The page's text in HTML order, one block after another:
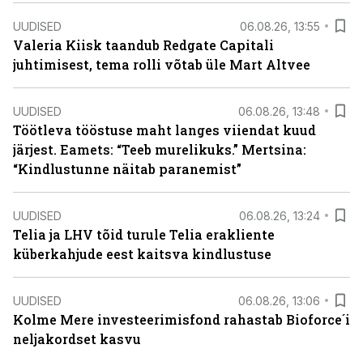
UUDISED 06.08.26, 13:55
Valeria Kiisk taandub Redgate Capitali
juhtimisest, tema rolli võtab üle Mart Altvee
UUDISED 06.08.26, 13:48
Töötleva tööstuse maht langes viiendat kuud
järjest. Eamets: “Teeb murelikuks.” Mertsina:
“Kindlustunne näitab paranemist”
UUDISED 06.08.26, 13:24
Telia ja LHV tõid turule Telia erakliente
küberkahjude eest kaitsva kindlustuse
UUDISED 06.08.26, 13:06
Kolme Mere investeerimisfond rahastab Bioforce´i
neljakordset kasvu